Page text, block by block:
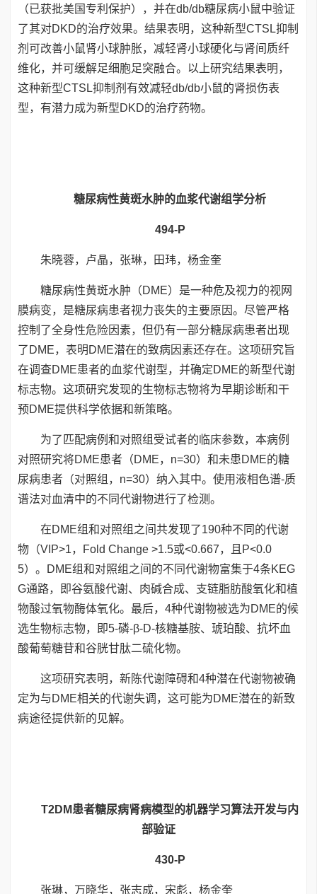
（已获批美国专利保护），并在db/db糖尿病小鼠中验证
了其对DKD的治疗效果。结果表明，这种新型CTSL抑制
剂可改善小鼠肾小球肿胀，减轻肾小球硬化与肾间质纤
维化，并可缓解足细胞足突融合。以上研究结果表明，
这种新型CTSL抑制剂有效减轻db/db小鼠的肾损伤表
型，有潜力成为新型DKD的治疗药物。
糖尿病性黄斑水肿的血浆代谢组学分析
494-P
朱晓蓉，卢晶，张琳，田玮，杨金奎
糖尿病性黄斑水肿（DME）是一种危及视力的视网
膜病变，是糖尿病患者视力丧失的主要原因。尽管严格
控制了全身性危险因素，但仍有一部分糖尿病患者出现
了DME，表明DME潜在的致病因素还存在。这项研究旨
在调查DME患者的血浆代谢型，并确定DME的新型代谢
标志物。这项研究发现的生物标志物将为早期诊断和干
预DME提供科学依据和新策略。
为了匹配病例和对照组受试者的临床参数，本病例
对照研究将DME患者（DME，n=30）和未患DME的糖
尿病患者（对照组，n=30）纳入其中。使用液相色谱-质
谱法对血清中的不同代谢物进行了检测。
在DME组和对照组之间共发现了190种不同的代谢
物（VIP>1，Fold Change >1.5或<0.667，且P<0.0
5）。DME组和对照组之间的不同代谢物富集于4条KEG
G通路，即谷氨酸代谢、肉碱合成、支链脂肪酸氧化和植
物酸过氧物酶体氧化。最后，4种代谢物被选为DME的候
选生物标志物，即5-磷-β-D-核糖基胺、琥珀酸、抗坏血
酸葡萄糖苷和谷胱甘肽二硫化物。
这项研究表明，新陈代谢障碍和4种潜在代谢物被确
定为与DME相关的代谢失调，这可能为DME潜在的新致
病途径提供新的见解。
T2DM患者糖尿病肾病模型的机器学习算法开发与内
部验证
430-P
张琳，万晓华，张志成，宋彪，杨金奎